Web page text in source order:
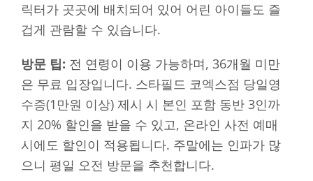
릭터가 곳곳에 배치되어 있어 어린 아이들도 즐
겁게 관람할 수 있습니다.
방문 팁: 전 연령이 이용 가능하며, 36개월 미만
은 무료 입장입니다. 스타필드 코엑스점 당일영
수증(1만원 이상) 제시 시 본인 포함 동반 3인까
지 20% 할인을 받을 수 있고, 온라인 사전 예매
시에도 할인이 적용됩니다. 주말에는 인파가 많
으니 평일 오전 방문을 추천합니다.